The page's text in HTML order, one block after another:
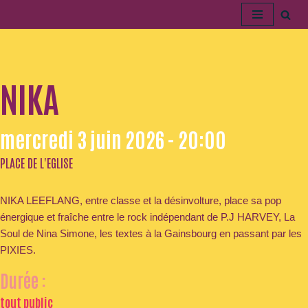
NIKA
mercredi 3 juin 2026 - 20:00
PLACE DE L'EGLISE
NIKA LEEFLANG, entre classe et la désinvolture, place sa pop
énergique et fraîche entre le rock indépendant de P.J HARVEY, La
Soul de Nina Simone, les textes à la Gainsbourg en passant par les
PIXIES.
Durée :
tout public